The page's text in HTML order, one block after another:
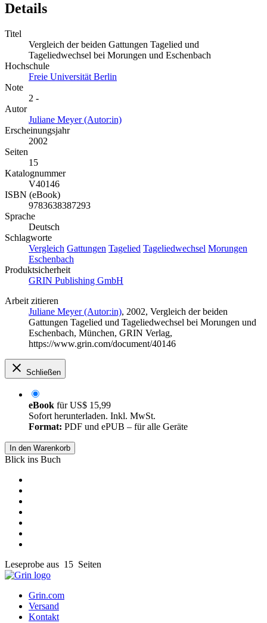
Details
Titel
Vergleich der beiden Gattungen Tagelied und
Tageliedwechsel bei Morungen und Eschenbach
Hochschule
Freie Universität Berlin
Note
2 -
Autor
Juliane Meyer (Autor:in)
Erscheinungsjahr
2002
Seiten
15
Katalognummer
V40146
ISBN (eBook)
9783638387293
Sprache
Deutsch
Schlagworte
Vergleich Gattungen Tagelied Tageliedwechsel Morungen
Eschenbach
Produktsicherheit
GRIN Publishing GmbH
Arbeit zitieren
Juliane Meyer (Autor:in), 2002, Vergleich der beiden
Gattungen Tagelied und Tageliedwechsel bei Morungen und
Eschenbach, München, GRIN Verlag,
https://www.grin.com/document/40146
Schließen
eBook fürUS$ 15,99
Sofort herunterladen. Inkl. MwSt.
Format: PDF und ePUB – für alle Geräte
In den Warenkorb
Blick ins Buch
Leseprobe aus 15 Seiten
Grin.com
Versand
Kontakt